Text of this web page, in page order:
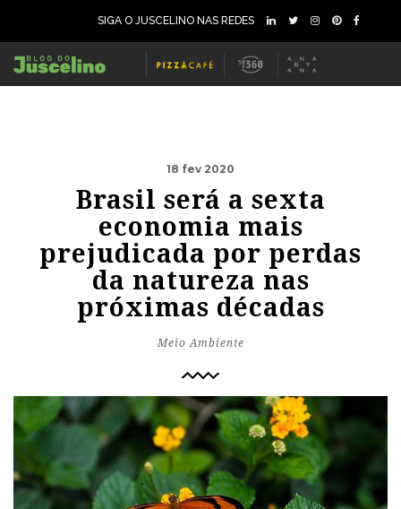
SIGA O JUSCELINO NAS REDES
18 fev 2020
Brasil será a sexta
economia mais
prejudicada por perdas
da natureza nas
próximas décadas
Meio Ambiente